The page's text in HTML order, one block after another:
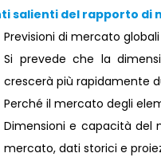
salienti del rapporto di
Previsioni di mercato
Si prevede che la
crescerà più rapidamente
Perché il mercato degli
Dimensioni e capacità del
mercato, dati storici e